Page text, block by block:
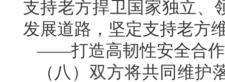
支持老方捍卫国家独立、
发展道路，坚定支持老方
——打造高韧性安全合作
（八）双方将共同维